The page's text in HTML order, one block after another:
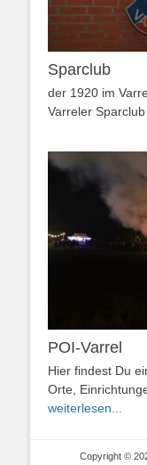
Sparclub
der 1920 im
Varreler
POI-Varrel
Hier findest Du
Orte,
weiterlesen...
Copyright ©